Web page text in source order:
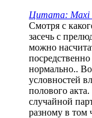
Цитата: Maxi
Смотря с
засечь с
можно
нормально..
условностей
полового
случайной
разному в том